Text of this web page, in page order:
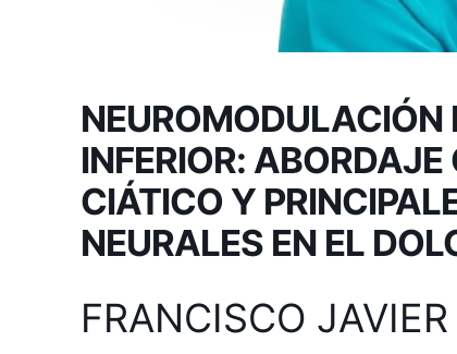
NEUROMODULACIÓN
INFERIOR:
CIÁTICO Y
NEURALES EN EL
FRANCISCO